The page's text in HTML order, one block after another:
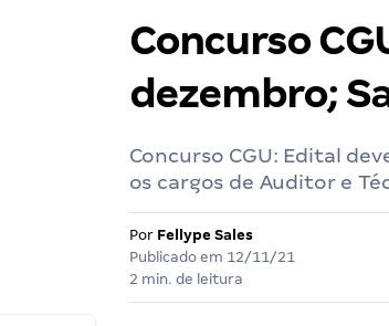
Concurso
dezembro;
Concurso CGU: Edital
os cargos de Auditor e
Por Fellype Sales
Publicado em 12/11/21
2 min. de leitura